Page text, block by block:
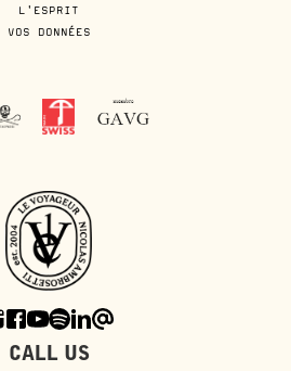
L'ESPRIT
VOS DONNÉES
CALL US